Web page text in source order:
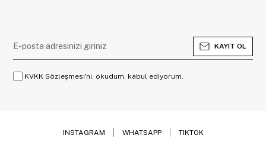
KAYIT OL
KVKK Sözleşmesi'ni, okudum, kabul ediyorum.
INSTAGRAM WHATSAPP TIKTOK